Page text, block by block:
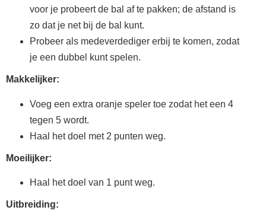
voor je probeert de bal af te pakken; de afstand is
zo dat je net bij de bal kunt.
Probeer als medeverdediger erbij te komen, zodat
je een dubbel kunt spelen.
Makkelijker:
Voeg een extra oranje speler toe zodat het een 4
tegen 5 wordt.
Haal het doel met 2 punten weg.
Moeilijker:
Haal het doel van 1 punt weg.
Uitbreiding: